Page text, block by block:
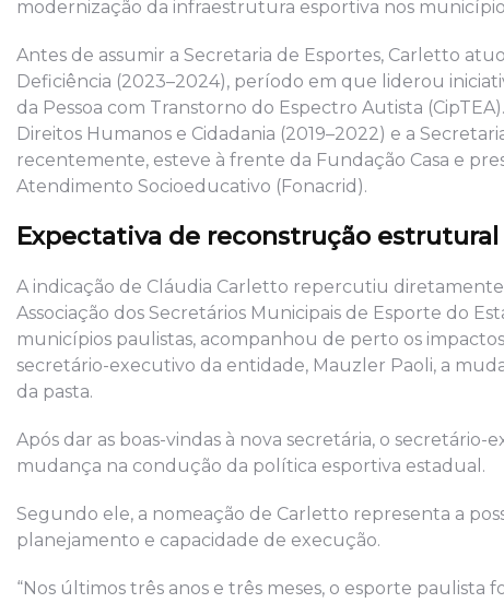
modernização da infraestrutura esportiva nos
Antes de assumir a Secretaria de Esportes, Carletto
Deficiência (2023–2024), período em que liderou
da Pessoa com Transtorno do Espectro Autista
Direitos Humanos e Cidadania (2019–2022) e a
recentemente, esteve à frente da Fundação Casa e
Atendimento Socioeducativo (Fonacrid).
Expectativa de reconstrução estrutural
A indicação de Cláudia Carletto repercutiu
Associação dos Secretários Municipais de Esporte do
municípios paulistas, acompanhou de perto os
secretário-executivo da entidade, Mauzler Paoli, a
da pasta.
Após dar as boas-vindas à nova secretária, o
mudança na condução da política esportiva estadual.
Segundo ele, a nomeação de Carletto representa a
planejamento e capacidade de execução.
“Nos últimos três anos e três meses, o esporte